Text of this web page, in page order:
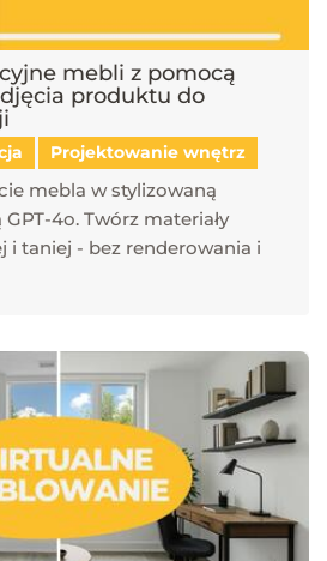
mebli z pomocą
produktu do
Projektowanie wnętrz
mebla w stylizowaną
4o. Twórz materiały
i taniej - bez renderowania i